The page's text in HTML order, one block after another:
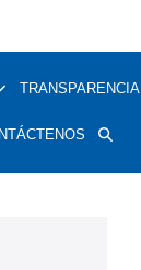
TRANSPARENCIA